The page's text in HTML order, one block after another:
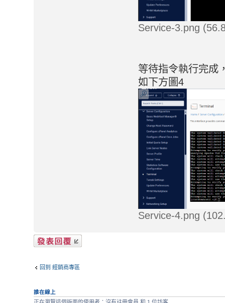
Service-3.png
等待指令執行完成
如下方圖4
Service-4.png
發表回覆
回到 經銷商專區
誰在線上